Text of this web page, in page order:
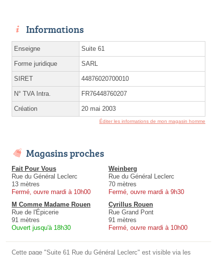
Informations
Enseigne Suite 61
Forme juridique SARL
SIRET 44876020700010
N° TVA Intra. FR76448760207
Création 20 mai 2003
Éditer les informations de mon magasin homme
Magasins proches
Fait Pour Vous
Rue du Général Leclerc
13 mètres
Fermé, ouvre mardi à 10h00
Weinberg
Rue du Général Leclerc
70 mètres
Fermé, ouvre mardi à 9h30
M Comme Madame Rouen
Rue de l'Épicerie
91 mètres
Ouvert jusqu'à 18h30
Cyrillus Rouen
Rue Grand Pont
91 mètres
Fermé, ouvre mardi à 10h00
Cette page "Suite 61 Rue du Général Leclerc" est visible via les